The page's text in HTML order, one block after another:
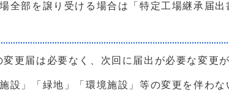
全部を譲り受ける場合は「特定工場継承届出
更届は必要なく、次回に届出が必要な変更
設」「緑地」「環境施設」等の変更を伴わな